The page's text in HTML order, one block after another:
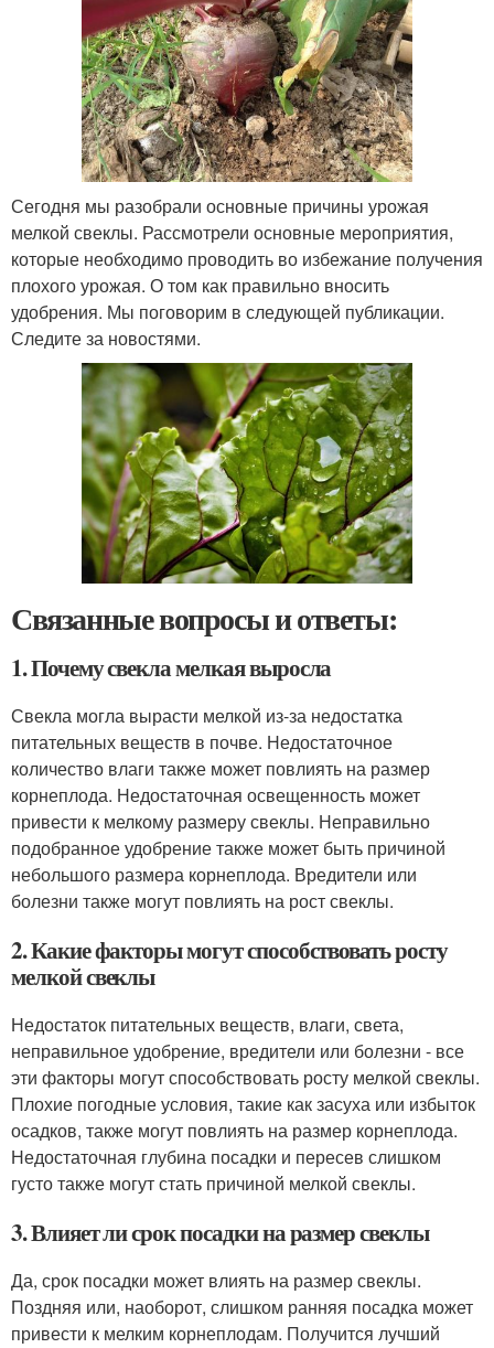
Сегодня мы разобрали основные причины урожая
мелкой свеклы. Рассмотрели основные мероприятия,
которые необходимо проводить во избежание получения
плохого урожая. О том как правильно вносить
удобрения. Мы поговорим в следующей публикации.
Следите за новостями.
Связанные вопросы и ответы:
1. Почему свекла мелкая выросла
Свекла могла вырасти мелкой из-за недостатка
питательных веществ в почве. Недостаточное
количество влаги также может повлиять на размер
корнеплода. Недостаточная освещенность может
привести к мелкому размеру свеклы. Неправильно
подобранное удобрение также может быть причиной
небольшого размера корнеплода. Вредители или
болезни также могут повлиять на рост свеклы.
2. Какие факторы могут способствовать росту
мелкой свеклы
Недостаток питательных веществ, влаги, света,
неправильное удобрение, вредители или болезни - все
эти факторы могут способствовать росту мелкой свеклы.
Плохие погодные условия, такие как засуха или избыток
осадков, также могут повлиять на размер корнеплода.
Недостаточная глубина посадки и пересев слишком
густо также могут стать причиной мелкой свеклы.
3. Влияет ли срок посадки на размер свеклы
Да, срок посадки может влиять на размер свеклы.
Поздняя или, наоборот, слишком ранняя посадка может
привести к мелким корнеплодам. Получится лучший